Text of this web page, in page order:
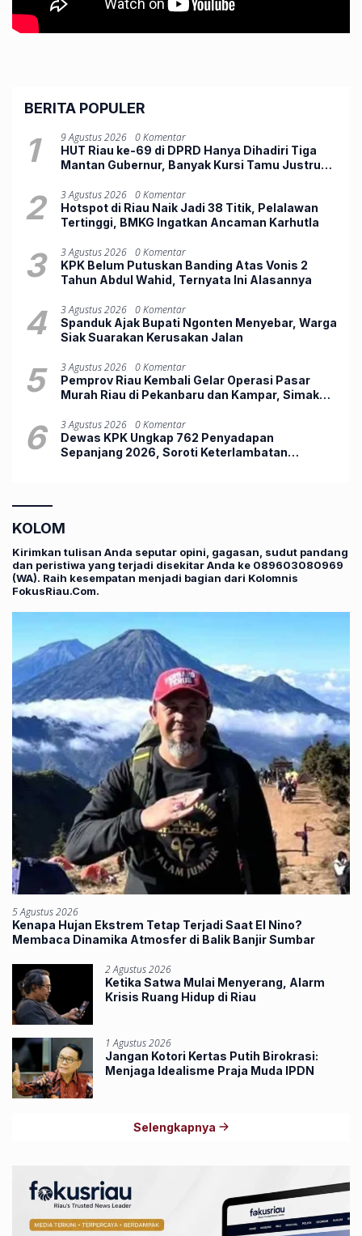
BERITA POPULER
1 9 Agustus 2026 0 Komentar
HUT Riau ke-69 di DPRD Hanya Dihadiri Tiga
Mantan Gubernur, Banyak Kursi Tamu Justru
2 3 Agustus 2026 0 Komentar
Hotspot di Riau Naik Jadi 38 Titik, Pelalawan
Tertinggi, BMKG Ingatkan Ancaman Karhutla
3 3 Agustus 2026 0 Komentar
KPK Belum Putuskan Banding Atas Vonis 2
Tahun Abdul Wahid, Ternyata Ini Alasannya
4 3 Agustus 2026 0 Komentar
Spanduk Ajak Bupati Ngonten Menyebar, Warga
Siak Suarakan Kerusakan Jalan
5 3 Agustus 2026 0 Komentar
Pemprov Riau Kembali Gelar Operasi Pasar
Murah Riau di Pekanbaru dan Kampar, Simak
6 3 Agustus 2026 0 Komentar
Dewas KPK Ungkap 762 Penyadapan
Sepanjang 2026, Soroti Keterlambatan
KOLOM
Kirimkan tulisan Anda seputar opini, gagasan, sudut pandang
dan peristiwa yang terjadi disekitar Anda ke 089603080969
(WA). Raih kesempatan menjadi bagian dari Kolomnis
FokusRiau.Com.
5 Agustus 2026
Kenapa Hujan Ekstrem Tetap Terjadi Saat El Nino?
Membaca Dinamika Atmosfer di Balik Banjir Sumbar
2 Agustus 2026
Ketika Satwa Mulai Menyerang, Alarm
Krisis Ruang Hidup di Riau
1 Agustus 2026
Jangan Kotori Kertas Putih Birokrasi:
Menjaga Idealisme Praja Muda IPDN
Selengkapnya